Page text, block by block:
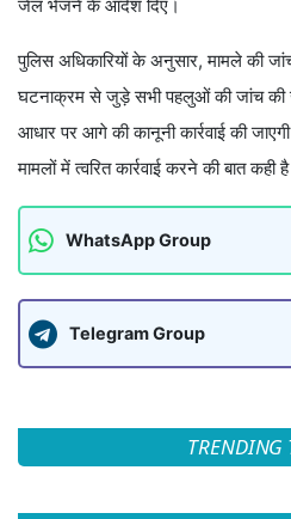
जेल भेजने के आदेश दिए।
पुलिस अधिकारियों के अनुसार, मामले की जांच
घटनाक्रम से जुड़े सभी पहलुओं की जांच की
आधार पर आगे की कानूनी कार्रवाई की
मामलों में त्वरित कार्रवाई करने की बात कही
WhatsApp Group
Telegram Group
TRENDING